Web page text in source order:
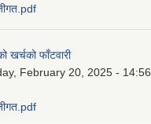
खर्चको फाँटवारी
February 20, 2025 - 14:56